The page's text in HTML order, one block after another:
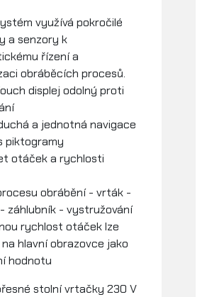
využívá pokročilé
a senzory k
řízení a
obráběcích procesů.
displej odolný proti
a jednotná navigace
piktogramy
otáček a rychlosti
obrábění - vrták -
záhlubník - vystružování
rychlost otáček lze
hlavní obrazovce jako
hodnotu
stolní vrtačky 230 V